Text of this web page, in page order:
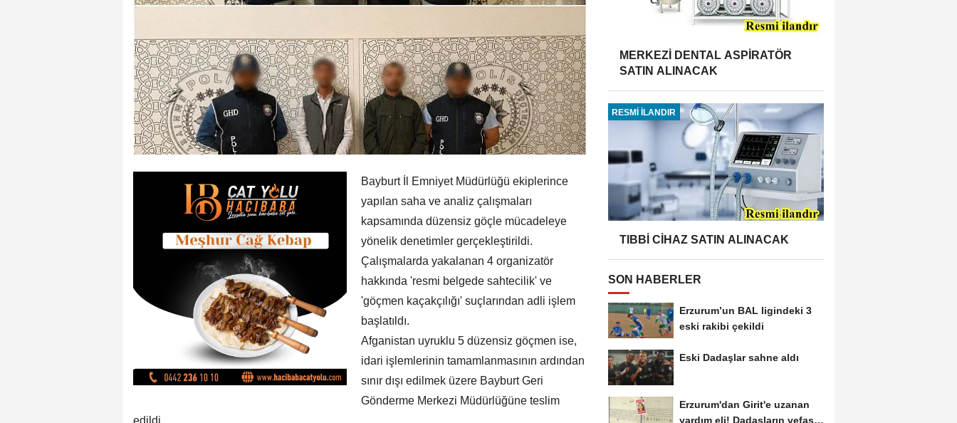
Bayburt İl Emniyet Müdürlüğü ekiplerince
yapılan saha ve analiz çalışmaları
kapsamında düzensiz göçle mücadeleye
yönelik denetimler gerçekleştirildi.
Çalışmalarda yakalanan 4 organizatör
hakkında 'resmi belgede sahtecilik' ve
'göçmen kaçakçılığı' suçlarından adli işlem
başlatıldı.
Afganistan uyruklu 5 düzensiz göçmen ise,
idari işlemlerinin tamamlanmasının ardından
sınır dışı edilmek üzere Bayburt Geri
Gönderme Merkezi Müdürlüğüne teslim
edildi.
MERKEZİ DENTAL ASPİRATÖR
SATIN ALINACAK
RESMİ İLANDIR
TIBBİ CİHAZ SATIN ALINACAK
SON HABERLER
Erzurum’un BAL ligindeki 3
eski rakibi çekildi
Eski Dadaşlar sahne aldı
Erzurum'dan Girit'e uzanan
yardım eli! Dadaşların vefası